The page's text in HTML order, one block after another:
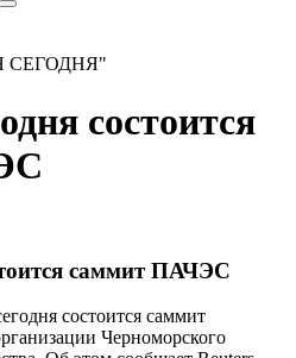
СЕГОДНЯ"
состоится
саммит ПАЧЭС
состоится саммит
Черноморского